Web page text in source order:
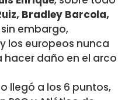
Bradley Barcola,
sin embargo,
los europeos nunca
daño en el arco
llegó a los 6 puntos,